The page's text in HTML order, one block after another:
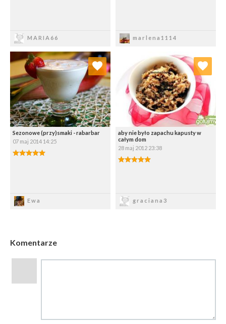
MARIA66 marlena1114
Sezonowe (przy)smaki - rabarbar
07 maj 2014 14:25
5.00/5
Ewa
Dodaj do ulubionych
Wybierz listę:
aby nie było zapachu kapusty w
całym dom
28 maj 2012 23:38
5.00/5
graciana3
Dodaj do ulubionych
Wybierz listę:
Komentarze